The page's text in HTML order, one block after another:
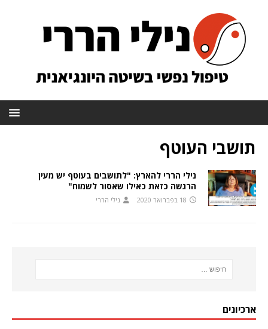
תושבי העוטף
נילי הררי להארץ: "לתושבים בעוטף יש מעין
הרגשה כזאת כאילו שאסור לשמוח"
18 בפברואר 2020 נילי הררי
ארכיונים